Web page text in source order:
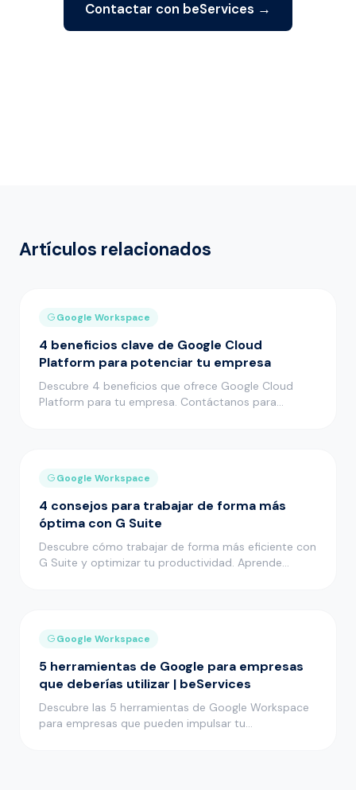
Contactar con beServices →
Artículos relacionados
Google Workspace
4 beneficios clave de Google Cloud
Platform para potenciar tu empresa
Descubre 4 beneficios que ofrece Google Cloud
Platform para tu empresa. Contáctanos para
Google Workspace
4 consejos para trabajar de forma más
óptima con G Suite
Descubre cómo trabajar de forma más eficiente con
G Suite y optimizar tu productividad. Aprende
Google Workspace
5 herramientas de Google para empresas
que deberías utilizar | beServices
Descubre las 5 herramientas de Google Workspace
para empresas que pueden impulsar tu